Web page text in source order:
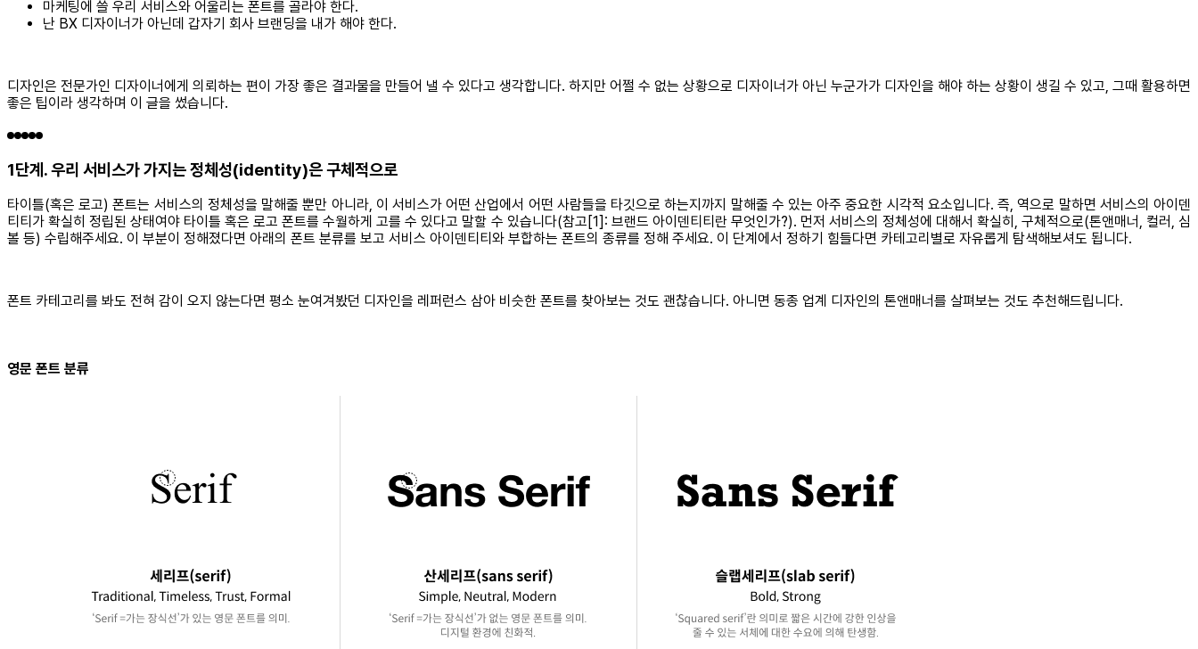
마케팅에 쓸 우리 서비스와 어울리는 폰트를 골라야 한다.
난 BX 디자이너가 아닌데 갑자기 회사 브랜딩을 내가 해야 한다.
디자인은 전문가인 디자이너에게 의뢰하는 편이 가장 좋은 결과물을 만들어 낼 수 있다고 생각합니다. 하지만 어쩔 수 없는 상황으로 디자이너가 아닌 누군가가 디자인을 해야 하는 상황이 생길 수 있고, 그때 활용하면
좋은 팁이라 생각하며 이 글을 썼습니다.
1단계. 우리 서비스가 가지는 정체성(identity)은 구체적으로
타이틀(혹은 로고) 폰트는 서비스의 정체성을 말해줄 뿐만 아니라, 이 서비스가 어떤 산업에서 어떤 사람들을 타깃으로 하는지까지 말해줄 수 있는 아주 중요한 시각적 요소입니다. 즉, 역으로 말하면 서비스의 아이덴
티티가 확실히 정립된 상태여야 타이틀 혹은 로고 폰트를 수월하게 고를 수 있다고 말할 수 있습니다(참고[1]: 브랜드 아이덴티티란 무엇인가?). 먼저 서비스의 정체성에 대해서 확실히, 구체적으로(톤앤매너, 컬러, 심
볼 등) 수립해주세요. 이 부분이 정해졌다면 아래의 폰트 분류를 보고 서비스 아이덴티티와 부합하는 폰트의 종류를 정해 주세요. 이 단계에서 정하기 힘들다면 카테고리별로 자유롭게 탐색해보셔도 됩니다.
폰트 카테고리를 봐도 전혀 감이 오지 않는다면 평소 눈여겨봤던 디자인을 레퍼런스 삼아 비슷한 폰트를 찾아보는 것도 괜찮습니다. 아니면 동종 업계 디자인의 톤앤매너를 살펴보는 것도 추천해드립니다.
영문 폰트 분류